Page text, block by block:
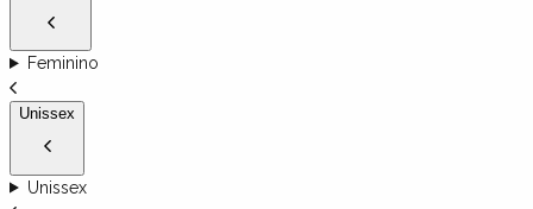
Feminino
Unissex
Unissex